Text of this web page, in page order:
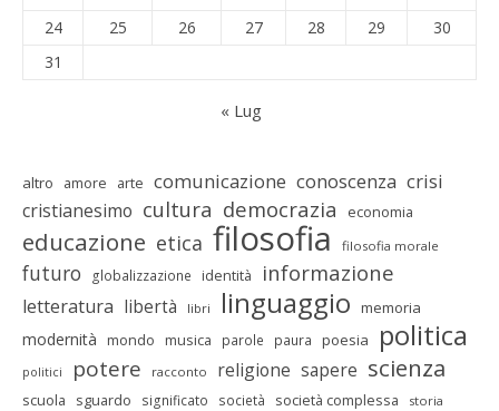
24
25 26 27 28 29
30
31
« Lug
altro amore arte comunicazione conoscenza crisi
cristianesimo cultura democrazia economia
educazione etica filosofia filosofia morale
futuro globalizzazione identità informazione
letteratura libertà libri linguaggio memoria
modernità mondo musica parole paura poesia politica
politici potere racconto religione sapere scienza
scuola sguardo significato società società complessa storia